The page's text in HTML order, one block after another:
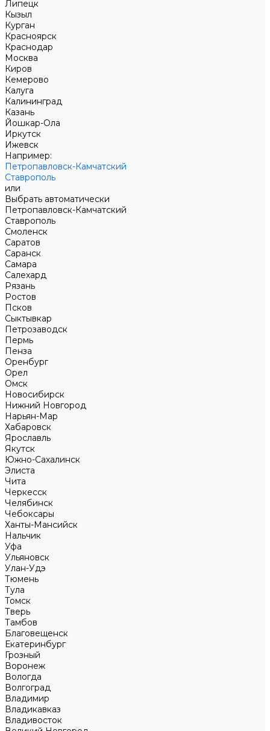
Липецк
Кызыл
Курган
Красноярск
Краснодар
Москва
Киров
Кемерово
Калуга
Калининград
Казань
Йошкар-Ола
Иркутск
Ижевск
Например:
Петропавловск-Камчатский
Ставрополь
или
Выбрать автоматически
Петропавловск-Камчатский
Ставрополь
Смоленск
Саратов
Саранск
Самара
Салехард
Рязань
Ростов
Псков
Сыктывкар
Петрозаводск
Пермь
Пенза
Оренбург
Орел
Омск
Новосибирск
Нижний Новгород
Нарьян-Мар
Хабаровск
Ярославль
Якутск
Южно-Сахалинск
Элиста
Чита
Черкесск
Челябинск
Чебоксары
Ханты-Мансийск
Нальчик
Уфа
Ульяновск
Улан-Удэ
Тюмень
Тула
Томск
Тверь
Тамбов
Благовещенск
Екатеринбург
Грозный
Воронеж
Вологда
Волгоград
Владимир
Владикавказ
Владивосток